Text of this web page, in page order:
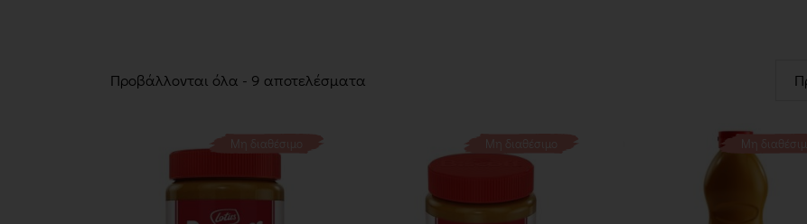
Προβάλλονται όλα - 9 αποτελέσματα
Μη διαθέσιμο Μη διαθέσιμο Μη διαθέσιμο